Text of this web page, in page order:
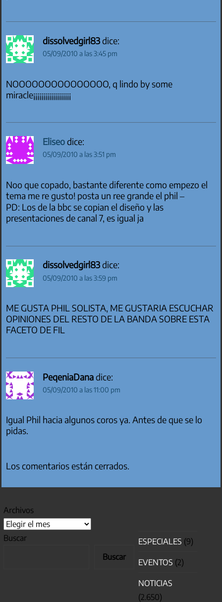
dissolvedgirl83dice:
05/09/2010 a las 3:45 pm
NOOOOOOOOOOOOOOO, q lindo by some
miracle¡¡¡¡¡¡¡¡¡¡¡¡¡¡¡¡¡¡¡
Eliseodice:
05/09/2010 a las 3:51 pm
Noo que copado, bastante diferente como empezo el
tema me re gusto! posta un ree grande el phil –
PD: Los de la bbc se copian el diseño y las
presentaciones de canal 7, es igual ja
dissolvedgirl83dice:
05/09/2010 a las 3:59 pm
ME GUSTA PHIL SOLISTA, ME GUSTARIA ESCUCHAR
OPINIONES DEL RESTO DE LA BANDA SOBRE ESTA
FACETO DE FIL
PeqeniaDanadice:
05/09/2010 a las 11:00 pm
Igual Phil hacia algunos coros ya. Antes de que se lo
pidas.
Los comentarios están cerrados.
Archivos
Buscar
Buscar
ESPECIALES (9)
EVENTOS (2)
NOTICIAS
(2.650)